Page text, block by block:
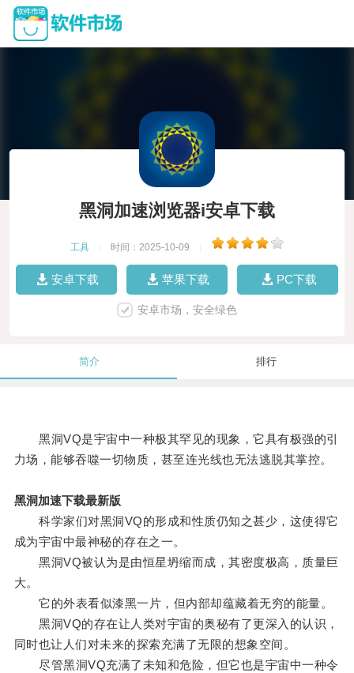
黑洞加速浏览器i安卓下载
工具 时间：2025-10-09
安卓下载 苹果下载 PC下载
安卓市场，安全绿色
简介 排行
黑洞VQ是宇宙中一种极其罕见的现象，它具有极强的引
力场，能够吞噬一切物质，甚至连光线也无法逃脱其掌控。
黑洞加速下载最新版
科学家们对黑洞VQ的形成和性质仍知之甚少，这使得它
成为宇宙中最神秘的存在之一。
黑洞VQ被认为是由恒星坍缩而成，其密度极高，质量巨
大。
它的外表看似漆黑一片，但内部却蕴藏着无穷的能量。
黑洞VQ的存在让人类对宇宙的奥秘有了更深入的认识，
同时也让人们对未来的探索充满了无限的想象空间。
尽管黑洞VQ充满了未知和危险，但它也是宇宙中一种令